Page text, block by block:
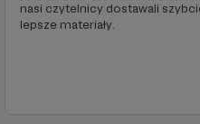
nasi czytelnicy dostawali
lepsze materiały.